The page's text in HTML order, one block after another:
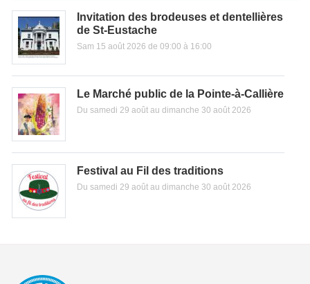
Invitation des brodeuses et dentellières
de St-Eustache
Sam 15 août 2026 de 09:00 à 16:00
Le Marché public de la Pointe-à-Callière
Du samedi 29 août au dimanche 30 août 2026
Festival au Fil des traditions
Du samedi 29 août au dimanche 30 août 2026